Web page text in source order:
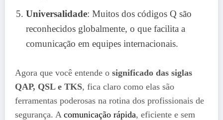
Universalidade: Muitos dos códigos Q são
reconhecidos globalmente, o que facilita a
comunicação em equipes internacionais.
Agora que você entende o significado das siglas
QAP, QSL e TKS, fica claro como elas são
ferramentas poderosas na rotina dos profissionais de
segurança. A comunicação rápida, eficiente e sem